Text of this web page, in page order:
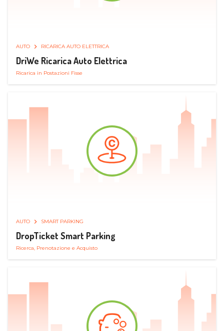
AUTO RICARICA AUTO ELETTRICA
DriWe Ricarica Auto Elettrica
Ricarica in Postazioni Fisse
AUTO SMART PARKING
DropTicket Smart Parking
Ricerca, Prenotazione e Acquisto